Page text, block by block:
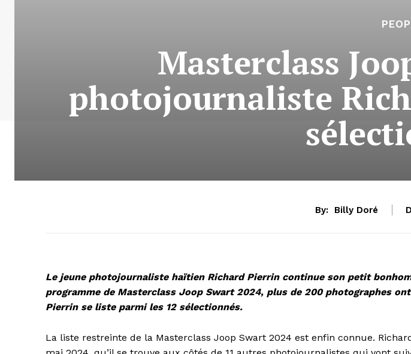
Masterclass
photojournaliste
By: Billy Doré
Le jeune photojournaliste haïtien Richard Pierrin continue son petit
programme de Masterclass Joop Swart 2024, plus de 200 photographes
Pierrin se liste parmi les 12 sélectionnés.
La liste restreinte de la Masterclass Joop Swart 2024 est enfin connue.